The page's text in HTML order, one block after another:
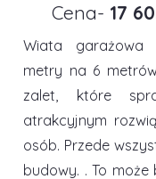
Cena- 17
Wiata
metry na 6
zalet, które
atrakcyjnym
osób. Przede
budowy. . To